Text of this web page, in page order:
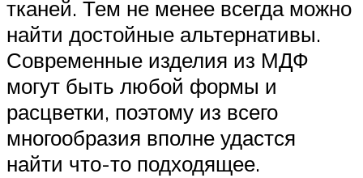
тканей. Тем не менее всегда можно
найти достойные альтернативы.
Современные изделия из МДФ
могут быть любой формы и
расцветки, поэтому из всего
многообразия вполне удастся
найти что-то подходящее.